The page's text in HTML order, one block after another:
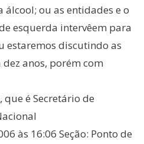
ou as entidades e o
esquerda intervêem para
estaremos discutindo as
anos, porém com
que é Secretário de
às 16:06 Seção: Ponto de